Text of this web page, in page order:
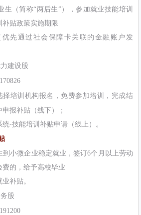
生（简称“两后生”），参加就业技能培训
贴政策实施期限
优先通过社会保障卡关联的金融账户发
建设股
择培训机构报名，免费参加培训，完成结
报补贴（线下）；
-技能培训补贴申请（线上）。
小微企业稳定就业，签订6个月以上劳动
的，给予高校毕业
补贴。
股